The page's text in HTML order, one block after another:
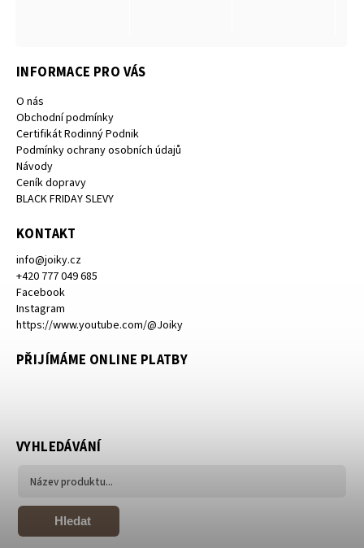
INFORMACE PRO VÁS
O nás
Obchodní podmínky
Certifikát Rodinný Podnik
Podmínky ochrany osobních údajů
Návody
Ceník dopravy
BLACK FRIDAY SLEVY
KONTAKT
info@joiky.cz
+420 777 049 685
Facebook
Instagram
https://www.youtube.com/@Joiky
PŘIJÍMÁME ONLINE PLATBY
VYHLEDÁVÁNÍ
Hledat